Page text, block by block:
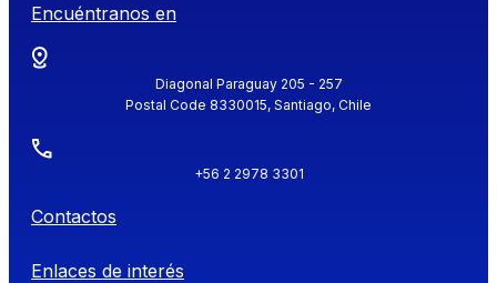
Encuéntranos en
Diagonal Paraguay 205 - 257
Postal Code 8330015, Santiago, Chile
+56 2 2978 3301
Contactos
Enlaces de interés